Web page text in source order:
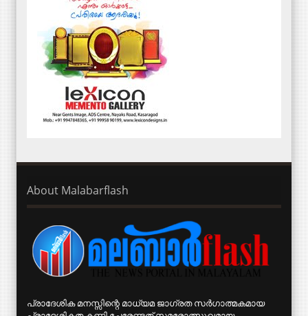
About Malabarflash
പ്രാദേശിക മനസ്സിന്റെ മാധ്യമ ജാഗ്രത സര്‍ഗാത്മകമായ